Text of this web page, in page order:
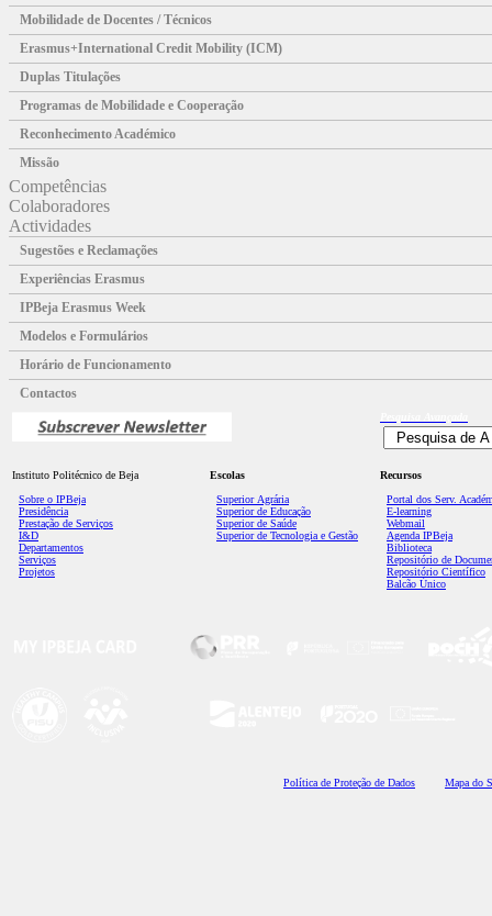
Mobilidade de Docentes / Técnicos
Erasmus+International Credit Mobility (ICM)
Duplas Titulações
Programas de Mobilidade e Cooperação
Reconhecimento Académico
Missão
Competências
Colaboradores
Actividades
Sugestões e Reclamações
Experiências Erasmus
IPBeja Erasmus Week
Modelos e Formulários
Horário de Funcionamento
Contactos
Instituto Politécnico de Beja
Sobre o IPBeja
Presidência
Prestação de Serviços
I&D
Departamentos
Serviços
Projetos
Escolas
Superior Agrária
Superior de Educação
Superior de Saúde
Superior de Tecnologia e Gestão
Recursos
Portal dos Serv.
E-learning
Webmail
Agenda IPBeja
Biblioteca
Repositório de
Repositório Científico
Balcão Único
Política de Proteção de Dados Mapa do